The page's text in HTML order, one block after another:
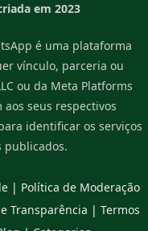
em 2023
é uma plataforma
vínculo, parceria ou
ou da Meta Platforms
seus respectivos
identificar os serviços
publicados.
| Política de Moderação
Transparência | Termos